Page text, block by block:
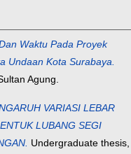
Waktu Pada Proyek
Undaan Kota Surabaya.
Agung.
VARIASI LEBAR
LUBANG SEGI
Undergraduate thesis,